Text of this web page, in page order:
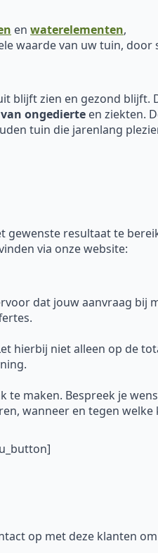
en waterelementen,
waarde van uw tuin, door
blijft zien en gezond blijft.
ongedierte en ziekten.
tuin die jarenlang
gewenste resultaat te
via onze website:
dat jouw aanvraag bij
hierbij niet alleen op de
te maken. Bespreek je
wanneer en tegen welke
op met deze klanten